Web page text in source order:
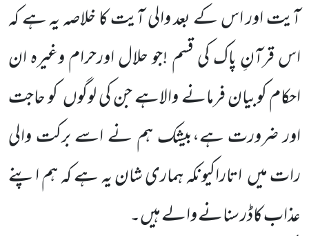
آیت اور اس کے بعد والی آیت کا خلاصہ یہ ہے کہ
اس قرآنِ پاک کی قسم !جو حلال اورحرام وغیرہ ان
احکام کوبیان فرمانے والاہے جن کی لوگوںکو حاجت
اور ضرورت ہے،بیشک ہم نے اسے برکت والی
رات میںاتاراکیونکہ ہماری شان یہ ہے کہ ہم اپنے
عذاب کاڈر سنانے والے ہیں۔